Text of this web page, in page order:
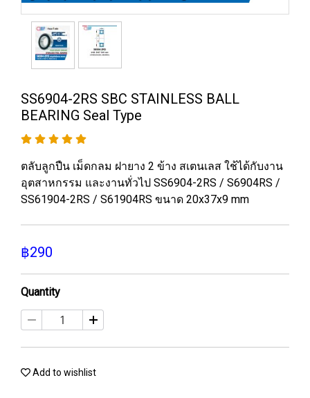
SS6904-2RS SBC STAINLESS BALL
BEARING Seal Type
ตลับลูกปืน เม็ดกลม ฝายาง 2 ข้าง สเตนเลส ใช้ได้กับงาน
อุตสาหกรรม และงานทั่วไป SS6904-2RS / S6904RS /
SS61904-2RS / S61904RS ขนาด 20x37x9 mm
฿290
Quantity
Add to wishlist